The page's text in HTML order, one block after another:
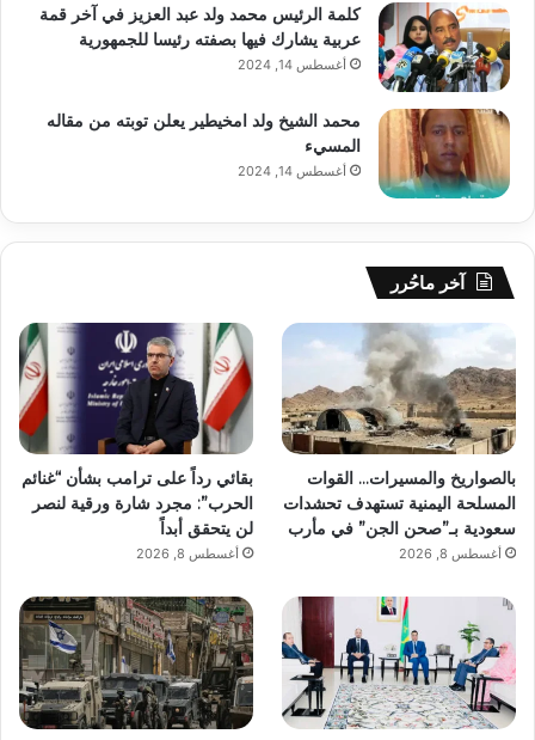
كلمة الرئيس محمد ولد عبد العزيز في آخر قمة
عربية يشارك فيها بصفته رئيسا للجمهورية
أغسطس 14, 2024
محمد الشيخ ولد امخيطير يعلن توبته من مقاله
المسيء
أغسطس 14, 2024
آخر ماحُرر
بالصواريخ والمسيرات… القوات
المسلحة اليمنية تستهدف تحشدات
سعودية بـ”صحن الجن” في مأرب
أغسطس 8, 2026
بقائي رداً على ترامب بشأن “غنائم
الحرب”: مجرد شارة ورقية لنصر
لن يتحقق أبداً
أغسطس 8, 2026